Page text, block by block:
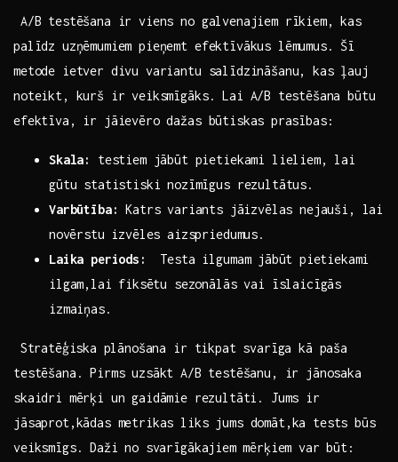
‍ A/B testēšana ir viens no ‌galvenajiem rīkiem, kas
palīdz‍ uzņēmumiem pieņemt efektīvākus lēmumus. Šī‌
metode ietver divu variantu salīdzināšanu, kas ļauj
noteikt, kurš ir veiksmīgāks. Lai A/B ⁢testēšana būtu
efektīva, ir jāievēro dažas būtiskas⁢ prasības:
Skala:
testiem jābūt pietiekami lieliem, lai
gūtu statistiski nozīmīgus rezultātus.
Varbūtība: Katrs‌ variants ⁣jāizvēlas ​nejauši, lai
⁣novērstu izvēles aizspriedumus.
Laika periods:
​ Testa ilgumam ⁢jābūt⁢ pietiekami
ilgam,lai ⁤fiksētu‍ sezonālās‌ vai​ īslaicīgās⁢
izmaiņas.
⁤ Stratēģiska⁤ plānošana ir tikpat svarīga kā paša
testēšana. Pirms uzsākt A/B ⁣testēšanu, ir jānosaka
skaidri mērķi un gaidāmie ⁣rezultāti.‍ Jums ir
jāsaprot,kādas metrikas ‍liks ‍jums domāt,ka tests⁤ būs​
veiksmīgs. ⁤Daži no ‍svarīgākajiem⁤ mērķiem var būt: